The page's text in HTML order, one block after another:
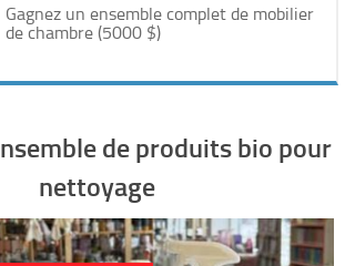
Gagnez un ensemble complet de mobilier
de chambre (5000 $)
de produits bio pour
nettoyage